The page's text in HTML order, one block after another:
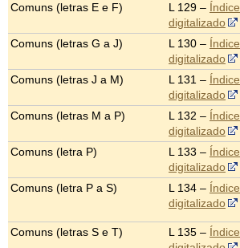
Comuns (letras E e F)
L 129 – Índice
digitalizado
Comuns (letras G a J)
L 130 – Índice
digitalizado
Comuns (letras J a M)
L 131 – Índice
digitalizado
Comuns (letras M a P)
L 132 – Índice
digitalizado
Comuns (letra P)
L 133 – Índice
digitalizado
Comuns (letra P a S)
L 134 – Índice
digitalizado
Comuns (letras S e T) L 135 – Índice